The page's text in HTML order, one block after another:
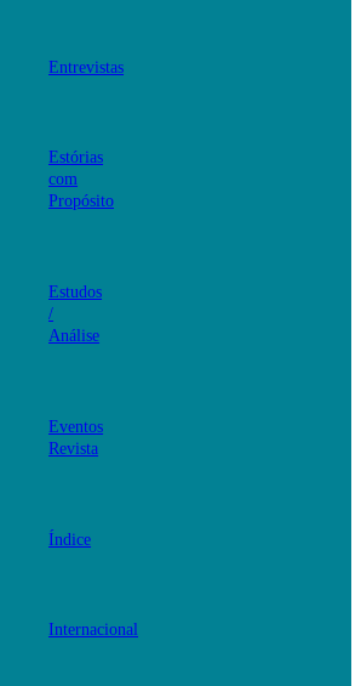
Entrevistas
Estórias
com
Propósito
Estudos
/
Análise
Eventos
Revista
Índice
Internacional